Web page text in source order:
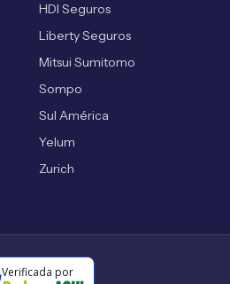
HDI Seguros
Liberty Seguros
Mitsui Sumitomo
Sompo
Sul América
Yelum
Zurich
Verificada por